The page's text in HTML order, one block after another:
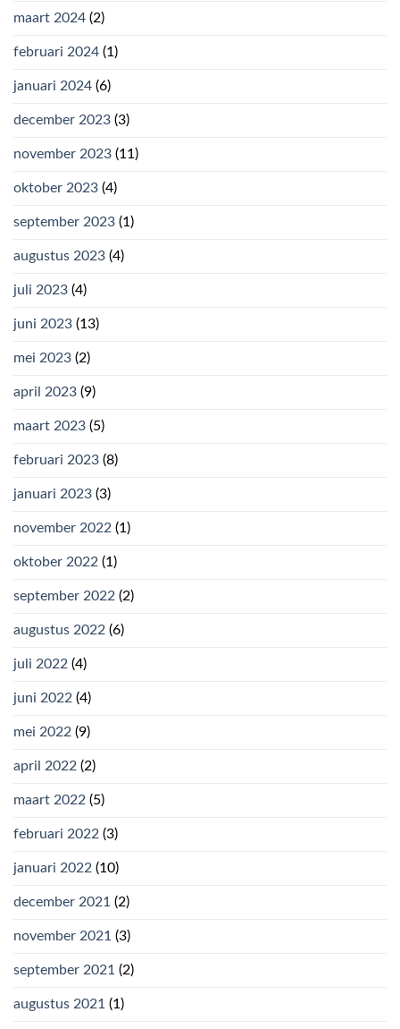
maart 2024 (2)
februari 2024 (1)
januari 2024 (6)
december 2023 (3)
november 2023 (11)
oktober 2023 (4)
september 2023 (1)
augustus 2023 (4)
juli 2023 (4)
juni 2023 (13)
mei 2023 (2)
april 2023 (9)
maart 2023 (5)
februari 2023 (8)
januari 2023 (3)
november 2022 (1)
oktober 2022 (1)
september 2022 (2)
augustus 2022 (6)
juli 2022 (4)
juni 2022 (4)
mei 2022 (9)
april 2022 (2)
maart 2022 (5)
februari 2022 (3)
januari 2022 (10)
december 2021 (2)
november 2021 (3)
september 2021 (2)
augustus 2021 (1)